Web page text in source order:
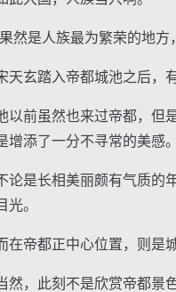
是人族最为繁荣的地方
玄踏入帝都城池之后，有
前虽然也来过帝都，但是
增添了一分不寻常的美感。
是长相美丽颇有气质的年
光。
都正中心位置，则是城
，此刻不是欣赏帝都景色